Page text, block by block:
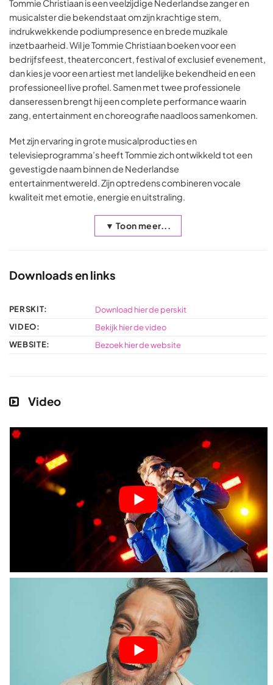
Tommie Christiaan is een veelzijdige Nederlandse zanger en
musicalster die bekendstaat om zijn krachtige stem,
indrukwekkende podiumpresence en brede muzikale
inzetbaarheid. Wil je Tommie Christiaan boeken voor een
bedrijfsfeest, theaterconcert, festival of exclusief evenement,
dan kies je voor een artiest met landelijke bekendheid en een
professioneel live profiel. Samen met twee professionele
danseressen brengt hij een complete performance waarin
zang, entertainment en choreografie naadloos samenkomen.
Met zijn ervaring in grote musicalproducties en
televisieprogramma’s heeft Tommie zich ontwikkeld tot een
gevestigde naam binnen de Nederlandse
entertainmentwereld. Zijn optredens combineren vocale
kwaliteit met emotie, energie en uitstraling.
▼ Toon meer...
Downloads en links
PERSKIT:
Download hier de perskit
VIDEO:
Bekijk hier de video
WEBSITE:
Bezoek hier de website
Video